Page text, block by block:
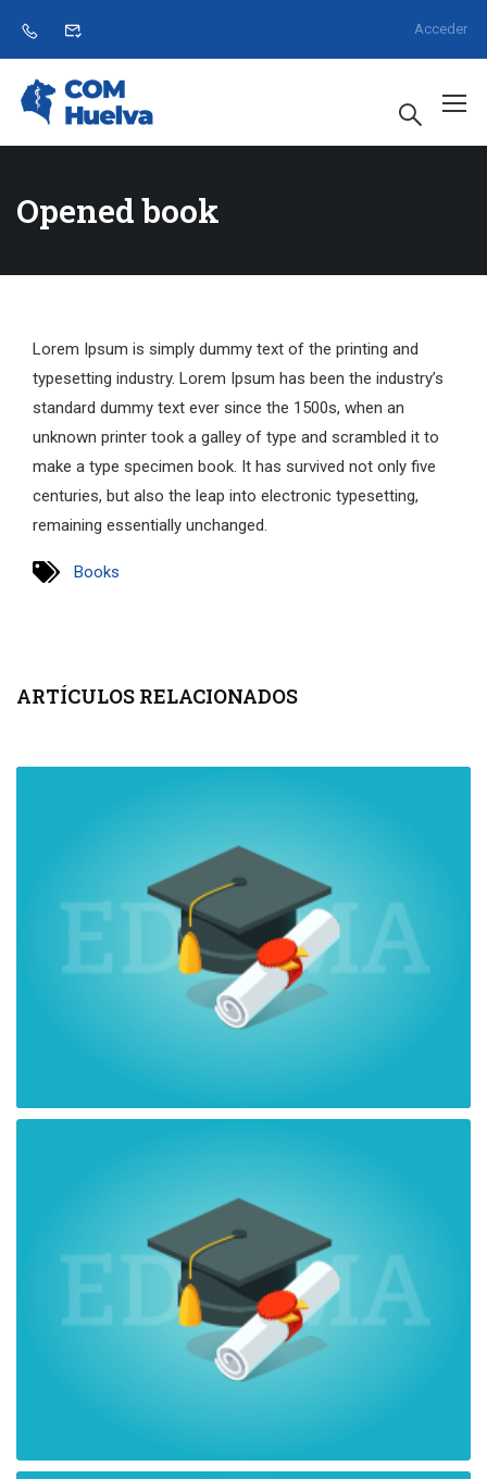
Acceder
Opened book
Lorem Ipsum is simply dummy text of the printing and
typesetting industry. Lorem Ipsum has been the industry’s
standard dummy text ever since the 1500s, when an
unknown printer took a galley of type and scrambled it to
make a type specimen book. It has survived not only five
centuries, but also the leap into electronic typesetting,
remaining essentially unchanged.
Books
ARTÍCULOS RELACIONADOS